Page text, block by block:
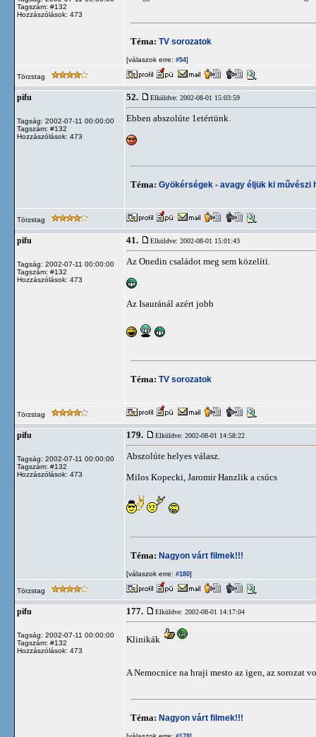
Tagszám: #132
Hozzászólások: 473
Téma: TV sorozatok
[válaszok erre: #54]
Törzstag
pifu
Tagság: 2002-07-11 00:00:00
Tagszám: #132
Hozzászólások: 473
52. Elküldve: 2002-08-01 15:03:59
Ebben abszolúte 1etértünk.
Téma: Gyökérségek - avagy éljük ki művészi
Törzstag
pifu
Tagság: 2002-07-11 00:00:00
Tagszám: #132
Hozzászólások: 473
41. Elküldve: 2002-08-01 15:01:43
Az Onedin családot meg sem közelíti.
Az Isauránál azért jobb
Téma: TV sorozatok
Törzstag
pifu
Tagság: 2002-07-11 00:00:00
Tagszám: #132
Hozzászólások: 473
179. Elküldve: 2002-08-01 14:58:22
Abszolúte helyes válasz.
Milos Kopecki, Jaromir Hanzlik a csúcs
Téma: Nagyon várt filmek!!!
[válaszok erre: #180]
Törzstag
pifu
Tagság: 2002-07-11 00:00:00
Tagszám: #132
Hozzászólások: 473
177. Elküldve: 2002-08-01 14:17:04
Klinikák
A Nemocnice na hraji mesto az igen, az sorozat
Téma: Nagyon várt filmek!!!